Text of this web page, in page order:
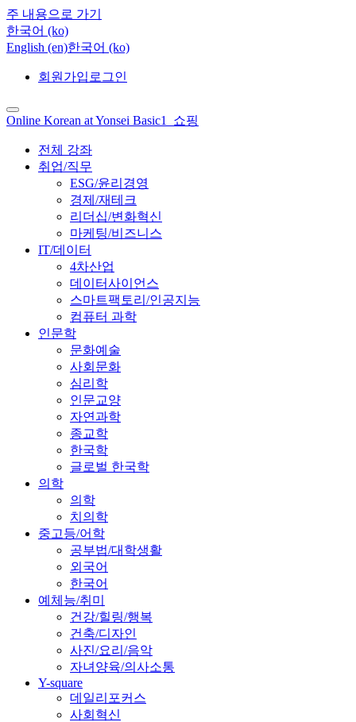
주 내용으로 가기
한국어 ‎(ko)‎
English ‎(en)‎한국어 ‎(ko)‎
회원가입 로그인
Online Korean at Yonsei Basic1_쇼핑
전체 강좌
취업/직무
ESG/윤리경영
경제/재테크
리더십/변화혁신
마케팅/비즈니스
IT/데이터
4차산업
데이터사이언스
스마트팩토리/인공지능
컴퓨터 과학
인문학
문화예술
사회문화
심리학
인문교양
자연과학
종교학
한국학
글로벌 한국학
의학
의학
치의학
중고등/어학
공부법/대학생활
외국어
한국어
예체능/취미
건강/힐링/행복
건축/디자인
사진/요리/음악
자녀양육/의사소통
Y-square
데일리포커스
사회혁신